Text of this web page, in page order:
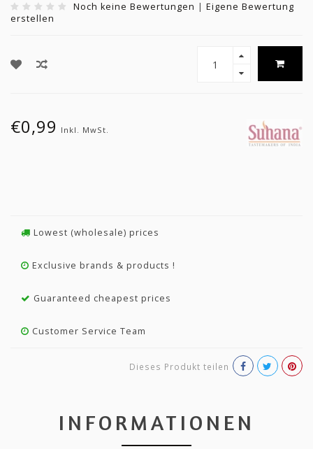
Noch keine Bewertungen | Eigene Bewertung
erstellen
€0,99 Inkl. MwSt.
Lowest (wholesale) prices
Exclusive brands & products !
Guaranteed cheapest prices
Customer Service Team
Dieses Produkt teilen
INFORMATIONEN